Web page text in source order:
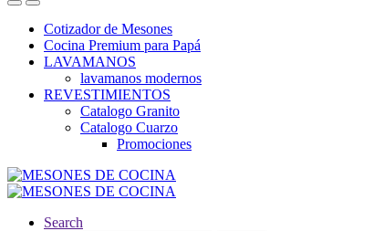
Cotizador de Mesones
Cocina Premium para Papá
LAVAMANOS
lavamanos modernos
REVESTIMIENTOS
Catalogo Granito
Catalogo Cuarzo
Promociones
Search